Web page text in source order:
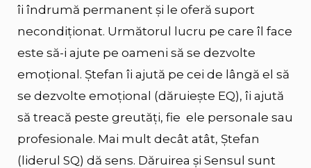
îi îndrumă permanent și le oferă suport
necondiționat. Următorul lucru pe care îl face
este să-i ajute pe oameni să se dezvolte
emoțional. Ștefan îi ajută pe cei de lângă el să
se dezvolte emoțional (dăruiește EQ), îi ajută
să treacă peste greutăți, fie ele personale sau
profesionale. Mai mult decât atât, Ștefan
(liderul SQ) dă sens. Dăruirea și Sensul sunt